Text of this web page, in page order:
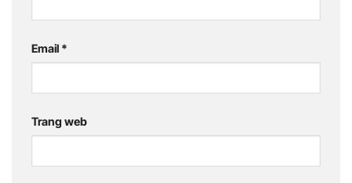
Email *
Trang web